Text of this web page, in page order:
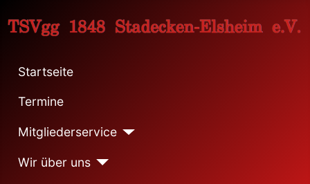
Startseite
Termine
Mitgliederservice
Wir über uns